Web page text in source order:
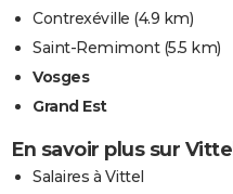
Contrexéville (4.9 km)
Saint-Remimont(5.5 km)
Vosges
Grand Est
En savoir plus sur Vittel
Salaires à Vittel